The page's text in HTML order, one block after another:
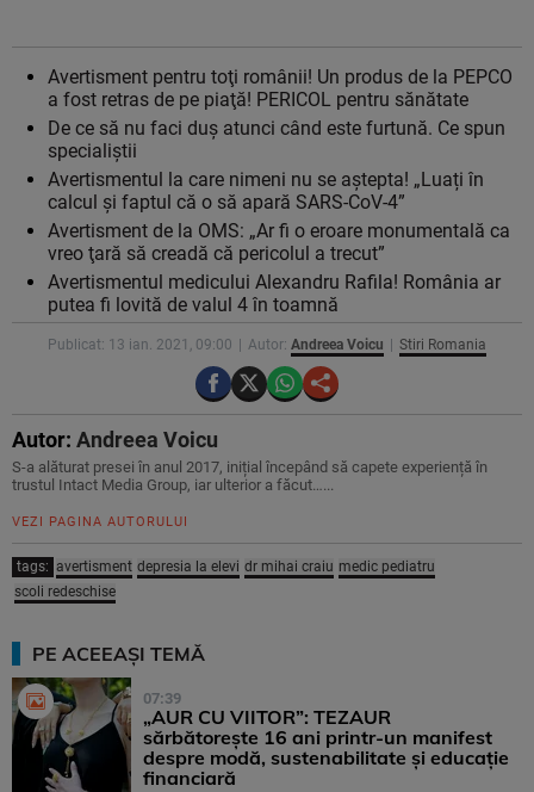
Avertisment pentru toţi românii! Un produs de la PEPCO
a fost retras de pe piaţă! PERICOL pentru sănătate
De ce să nu faci duș atunci când este furtună. Ce spun
specialiștii
Avertismentul la care nimeni nu se aștepta! „Luați în
calcul și faptul că o să apară SARS-CoV-4”
Avertisment de la OMS: „Ar fi o eroare monumentală ca
vreo ţară să creadă că pericolul a trecut”
Avertismentul medicului Alexandru Rafila! România ar
putea fi lovită de valul 4 în toamnă
Publicat: 13 ian. 2021, 09:00 Autor: Andreea Voicu Stiri Romania
Autor: Andreea Voicu
S-a alăturat presei în anul 2017, inițial începând să capete experiență în
trustul Intact Media Group, iar ulterior a făcut…...
VEZI PAGINA AUTORULUI
tags: avertisment depresia la elevi dr mihai craiu medic pediatru
scoli redeschise
PE ACEEAȘI TEMĂ
07:39
„AUR CU VIITOR”: TEZAUR
sărbătorește 16 ani printr-un manifest
despre modă, sustenabilitate și educație
financiară